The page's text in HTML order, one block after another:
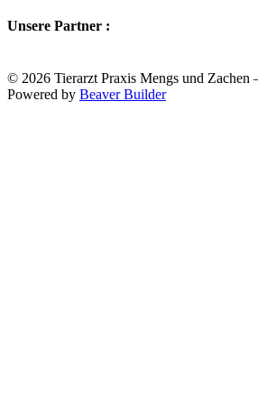
Unsere Partner :
© 2026 Tierarzt Praxis Mengs und Zachen
Powered by Beaver Builder